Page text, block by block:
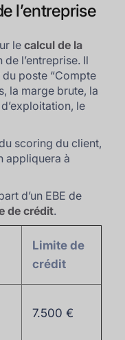
l’entreprise
lecalcul de la
l’entreprise. Il
poste “Compte
la marge brute, la
le
scoring du client,
appliquera à
d’un EBE de
de crédit.
Limite de
crédit
7.500 €